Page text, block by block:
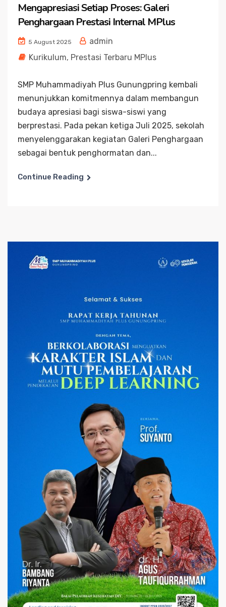
Mengapresiasi Setiap Proses: Galeri
Penghargaan Prestasi Internal MPlus
5 August 2025
admin
Kurikulum, Prestasi Terbaru MPlus
SMP Muhammadiyah Plus Gunungpring kembali
menunjukkan komitmennya dalam membangun
budaya apresiasi bagi siswa-siswi yang
berprestasi. Pada pekan ketiga Juli 2025, sekolah
menyelenggarakan kegiatan Galeri Penghargaan
sebagai bentuk penghormatan dan...
Continue Reading